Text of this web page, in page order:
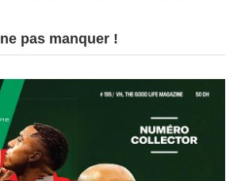
pas manquer !